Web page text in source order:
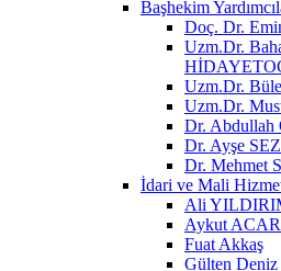
Başhekim
Doç. Dr.
Uzm.Dr.
Uzm.Dr.
Uzm.Dr.
Dr.
Dr. Ayşe
Dr. Mehmet
İdari ve Mali
Ali
Aykut ACAR
Fuat Akkaş
Gülten